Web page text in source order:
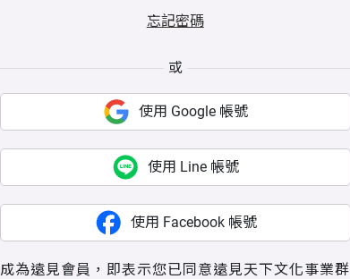
忘記密碼
或
使用 Google 帳號
使用 Line 帳號
使用 Facebook 帳號
成為遠見會員，即表示您已同意遠見天下文化事業群